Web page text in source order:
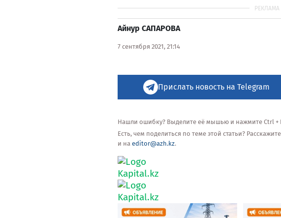
Айнур САПАРОВА
7 сентября 2021, 21:14
Прислать новость на Telegram
Нашли ошибку? Выделите её мышью и нажмите Ctrl +
Есть, чем поделиться по теме этой статьи?
и на editor@azh.kz.